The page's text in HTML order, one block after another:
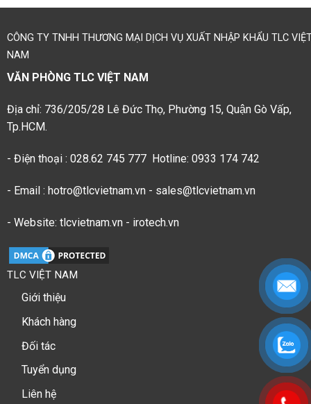
CÔNG TY TNHH THƯƠNG MẠI DỊCH VỤ XUẤT NHẬP KHẨU TLC
NAM
VĂN PHÒNG TLC VIỆT NAM
Địa chỉ: 736/205/28 Lê Đức Thọ, Phường 15, Quận Gò Vấp,
Tp.HCM.
- Điện thoại : 028.62 745 777 Hotline: 0933 174 742
- Email : hotro@tlcvietnam.vn - sales@tlcvietnam.vn
- Website: tlcvietnam.vn - irotech.vn
TLC VIỆT NAM
Giới thiệu
Khách hàng
Đối tác
Tuyển dụng
Liên hệ